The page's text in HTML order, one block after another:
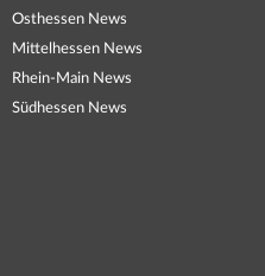
Osthessen News
Mittelhessen News
Rhein-Main News
Südhessen News